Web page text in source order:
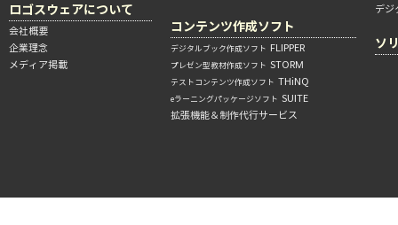
ロゴスウェアについて
会社概要
企業理念
メディア掲載
コンテンツ作成ソフト
デジタルブック作成ソフト FLIPPER
プレゼン型教材作成ソフト STORM
テストコンテンツ作成ソフト THiNQ
eラーニングパッケージソフト SUITE
拡張機能＆制作代行サービス
デジ
ソ